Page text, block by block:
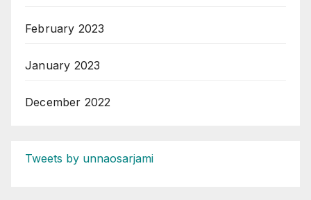
February 2023
January 2023
December 2022
Tweets by unnaosarjami